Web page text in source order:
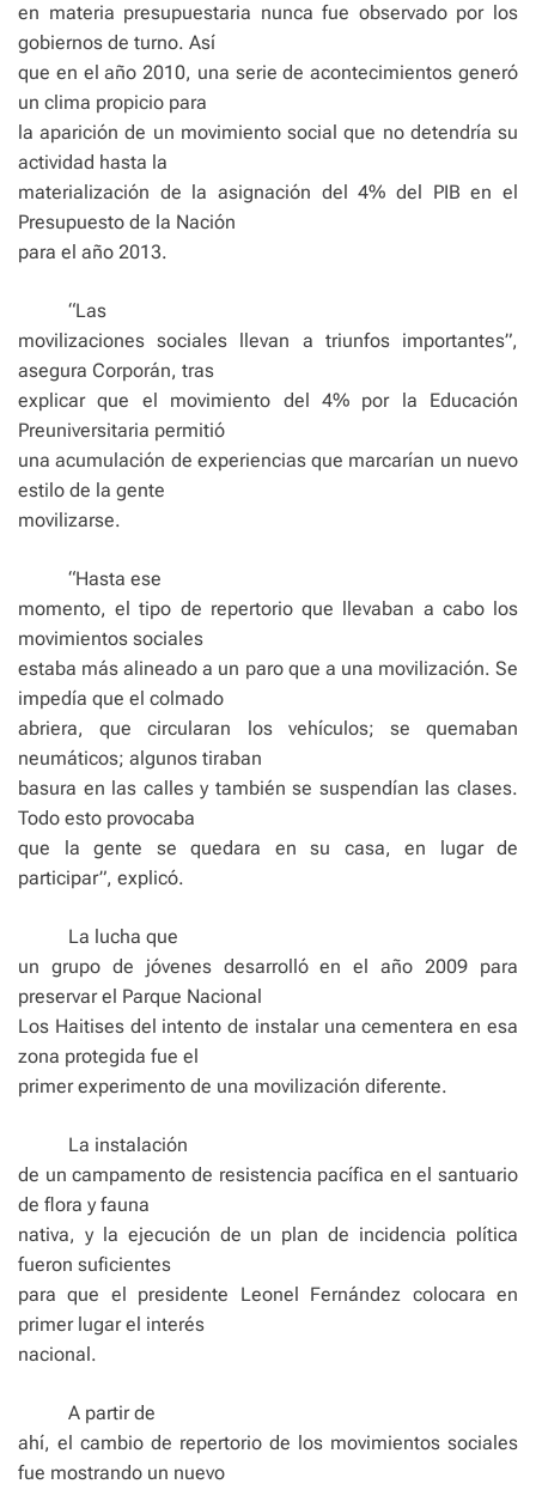
en materia presupuestaria nunca fue observado por los
gobiernos de turno. Así
que en el año 2010, una serie de acontecimientos generó
un clima propicio para
la aparición de un movimiento social que no detendría su
actividad hasta la
materialización de la asignación del 4% del PIB en el
Presupuesto de la Nación
para el año 2013.
“Las
movilizaciones sociales llevan a triunfos importantes”,
asegura Corporán, tras
explicar que el movimiento del 4% por la Educación
Preuniversitaria permitió
una acumulación de experiencias que marcarían un nuevo
estilo de la gente
movilizarse.
“Hasta ese
momento, el tipo de repertorio que llevaban a cabo los
movimientos sociales
estaba más alineado a un paro que a una movilización. Se
impedía que el colmado
abriera, que circularan los vehículos; se quemaban
neumáticos; algunos tiraban
basura en las calles y también se suspendían las clases.
Todo esto provocaba
que la gente se quedara en su casa, en lugar de
participar”, explicó.
La lucha que
un grupo de jóvenes desarrolló en el año 2009 para
preservar el Parque Nacional
Los Haitises del intento de instalar una cementera en esa
zona protegida fue el
primer experimento de una movilización diferente.
La instalación
de un campamento de resistencia pacífica en el santuario
de flora y fauna
nativa, y la ejecución de un plan de incidencia política
fueron suficientes
para que el presidente Leonel Fernández colocara en
primer lugar el interés
nacional.
A partir de
ahí, el cambio de repertorio de los movimientos sociales
fue mostrando un nuevo